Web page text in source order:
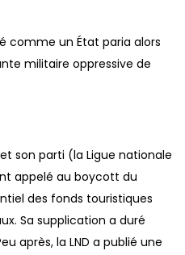
comme un État paria alors
militaire oppressive de
son parti (la Ligue nationale
appelé au boycott du
des fonds touristiques
Sa supplication a duré
après, la LND a publié une